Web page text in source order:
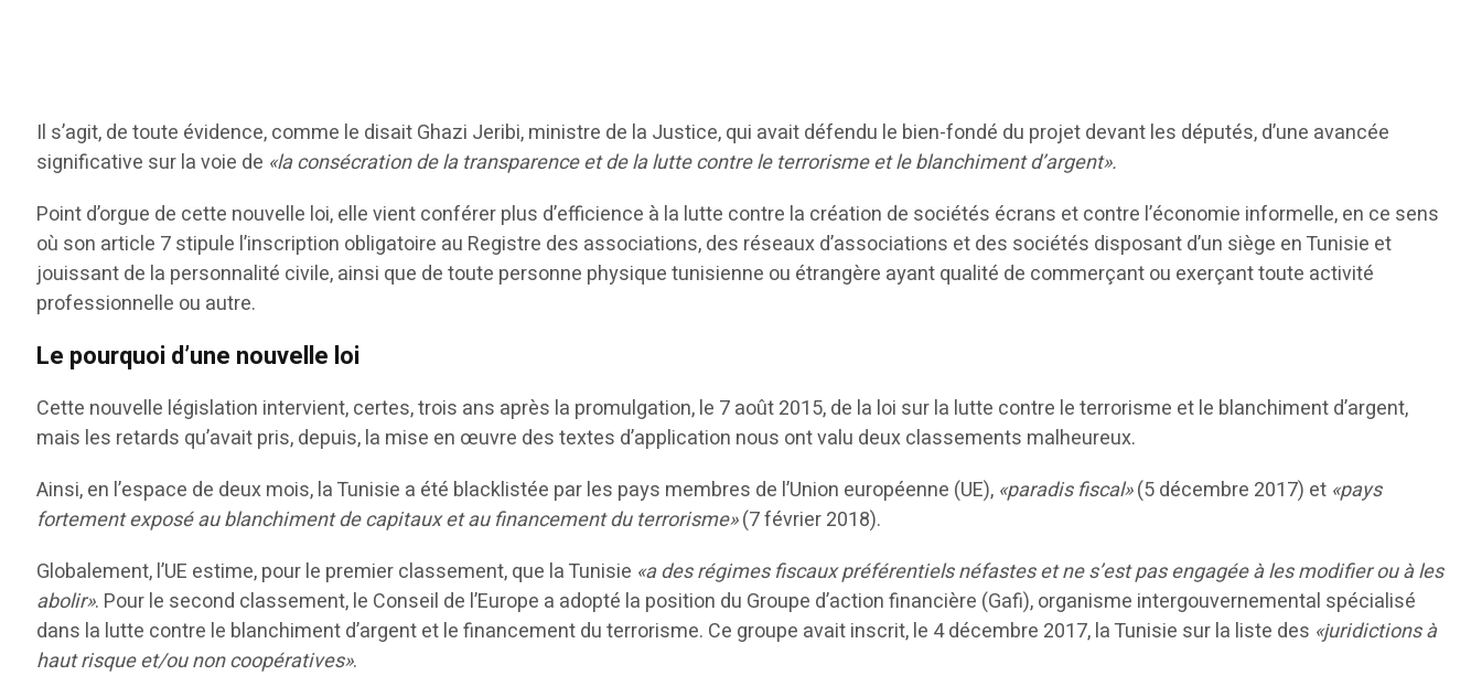
Il s’agit, de toute évidence, comme le disait Ghazi Jeribi, ministre de la Justice, qui avait défendu le bien-fondé du projet devant les députés, d’une avancée
significative sur la voie de «la consécration de la transparence et de la lutte contre le terrorisme et le blanchiment d’argent».
Point d’orgue de cette nouvelle loi, elle vient conférer plus d’efficience à la lutte contre la création de sociétés écrans et contre l’économie informelle, en ce sens
où son article 7 stipule l’inscription obligatoire au Registre des associations, des réseaux d’associations et des sociétés disposant d’un siège en Tunisie et
jouissant de la personnalité civile, ainsi que de toute personne physique tunisienne ou étrangère ayant qualité de commerçant ou exerçant toute activité
professionnelle ou autre.
Le pourquoi d’une nouvelle loi
Cette nouvelle législation intervient, certes, trois ans après la promulgation, le 7 août 2015, de la loi sur la lutte contre le terrorisme et le blanchiment d’argent,
mais les retards qu’avait pris, depuis, la mise en œuvre des textes d’application nous ont valu deux classements malheureux.
Ainsi, en l’espace de deux mois, la Tunisie a été blacklistée par les pays membres de l’Union européenne (UE), «paradis fiscal»(5 décembre 2017) et «pays
fortement exposé au blanchiment de capitaux et au financement du terrorisme»(7 février 2018).
Globalement, l’UE estime, pour le premier classement, que la Tunisie «a des régimes fiscaux préférentiels néfastes et ne s’est pas engagée à les modifier ou à les
abolir». Pour le second classement, le Conseil de l’Europe a adopté la position du Groupe d’action financière (Gafi), organisme intergouvernemental spécialisé
dans la lutte contre le blanchiment d’argent et le financement du terrorisme. Ce groupe avait inscrit, le 4 décembre 2017, la Tunisie sur la liste des «juridictions à
haut risque et/ou non coopératives».